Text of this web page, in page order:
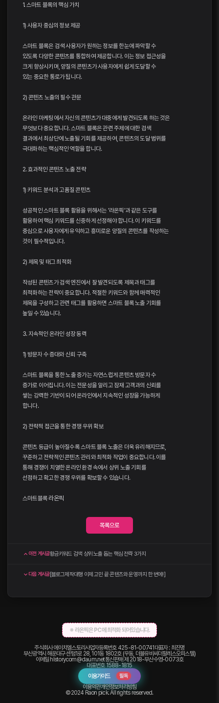
1. 스마트 블록의 핵심 가치
1) 사용자 중심의 정보 제공
스마트 블록은 검색 사용자가 원하는 정보를 한눈에 파악할 수
있도록 다양한 콘텐츠를 통합하여 제공합니다. 이는 정보 접근성을
크게 향상시키며, 양질의 콘텐츠가 사용자에게 쉽게 도달할 수
있는 중요한 통로가 됩니다.
2) 콘텐츠 노출의 필수 관문
온라인 마케팅에서 자신의 콘텐츠가 대중에게 발견되도록 하는 것은
무엇보다 중요합니다. 스마트 블록은 관련 주제에 대한 검색
결과에서 최상단에 노출될 기회를 제공하여, 콘텐츠의 도달 범위를
극대화하는 핵심적인 역할을 합니다.
2. 효과적인 콘텐츠 노출 전략
1) 키워드 분석과 고품질 콘텐츠
성공적인 스마트 블록 활용을 위해서는 '라온픽'과 같은 도구를
활용하여 핵심 키워드를 신중하게 선정해야 합니다. 이 키워드를
중심으로 사용자에게 유익하고 흥미로운 양질의 콘텐츠를 작성하는
것이 필수적입니다.
2) 제목 및 태그 최적화
작성된 콘텐츠가 검색 엔진에서 잘 발견되도록 제목과 태그를
최적화하는 전략이 중요합니다. 적절한 키워드와 함께 매력적인
제목을 구성하고 관련 태그를 활용하면 스마트 블록 노출 기회를
높일 수 있습니다.
3. 지속적인 온라인 성장 동력
1) 방문자 수 증대와 신뢰 구축
스마트 블록을 통한 노출 증가는 자연스럽게 콘텐츠 방문자 수
증가로 이어집니다. 이는 전문성을 알리고 잠재 고객과의 신뢰를
쌓는 강력한 기반이 되어 온라인에서 지속적인 성장을 가능하게
합니다.
2) 전략적 접근을 통한 경쟁 우위 확보
콘텐츠 등급이 높아질수록 스마트 블록 노출은 더욱 유리해지므로,
꾸준하고 전략적인 콘텐츠 관리와 최적화 작업이 중요합니다. 이를
통해 경쟁이 치열한 온라인 환경 속에서 상위 노출 기회를
선점하고 확고한 경쟁 우위를 확보할 수 있습니다.
스마트블록 라온픽
목록으로
이전 게시글황금키워드 검색 상위 노출 돕는 핵심 전략 3가지
다음 게시글[블로그제작대행 이제 고민 끝 콘텐츠와 운영까지 한 번에!]
※ 라온픽은 PC에 최적화 되어있습니다.
주식회사 에이치엘스토리사업자등록번호 425-81-00741대표자 : 최진명
부산광역시 해운대구 센텀1로 28, 101동 1802호 (우동, 더블유비씨더팔레스오피스텔)
이메일 hlstorycom@daum.net통신판매 제 2018-부산수영-0073호
대표번호1588-1815
이용가이드
필독
이용약관개인정보처리방침
©2024 Raon pick. All rights reserved.